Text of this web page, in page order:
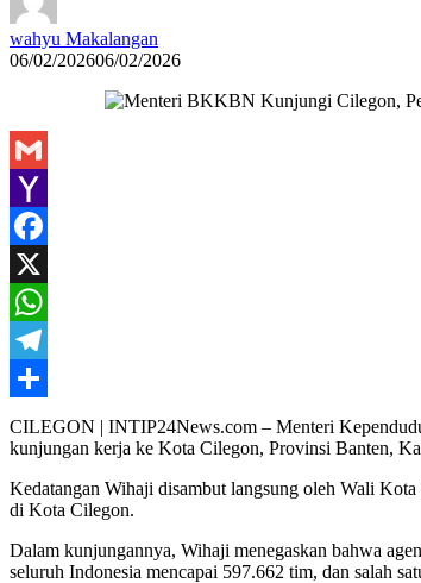
wahyu Makalangan
06/02/202606/02/2026
Gmail
Yahoo
Mail
Facebook
X
WhatsApp
Telegram
Share
CILEGON | INTIP24News.com – Menteri
kunjungan kerja ke Kota Cilegon, Provinsi Banten,
Kedatangan Wihaji disambut langsung oleh Wali
di Kota Cilegon.
Dalam kunjungannya, Wihaji menegaskan bahwa
seluruh Indonesia mencapai 597.662 tim, dan salah